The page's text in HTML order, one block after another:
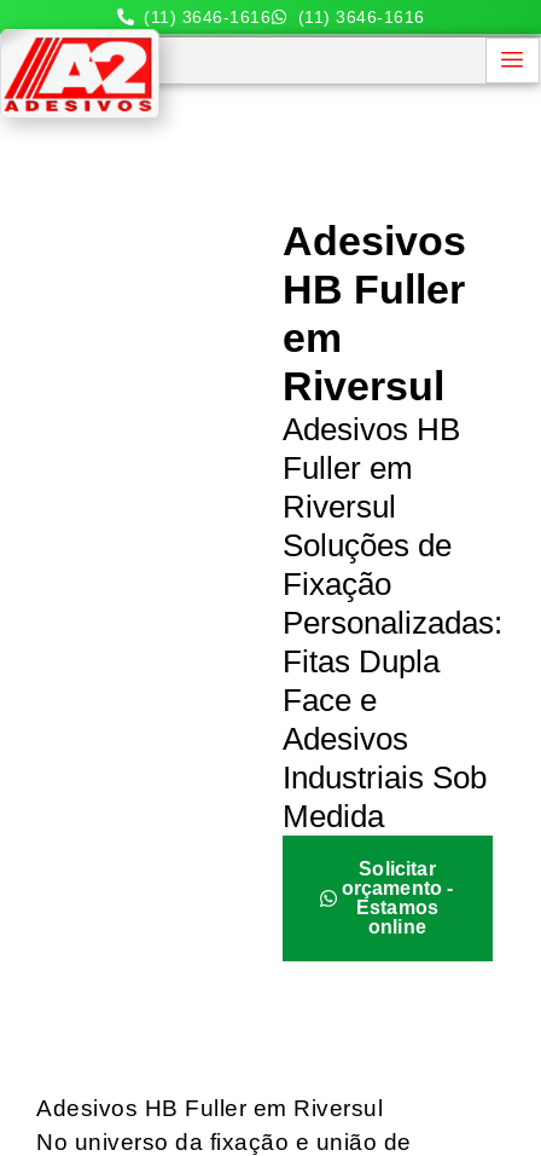
(11) 3646-1616 (11) 3646-1616
Adesivos
HB Fuller
em
Riversul
Adesivos HB
Fuller em
Riversul
Soluções de
Fixação
Personalizadas:
Fitas Dupla
Face e
Adesivos
Industriais Sob
Medida
Solicitar
orçamento -
Estamos
online
Adesivos HB Fuller em Riversul
No universo da fixação e união de